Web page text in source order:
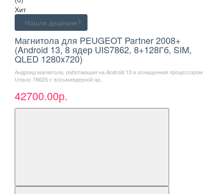
Хит
Нашли дешевле?
Магнитола для PEUGEOT Partner 2008+
(Android 13, 8 ядер UIS7862, 8+128Гб, SIM,
QLED 1280x720)
Андроид магнитола, работающая на Android 13 и оснащенная процессором
Unisoc 7862S с восьмиядерной ар..
42700.00р.